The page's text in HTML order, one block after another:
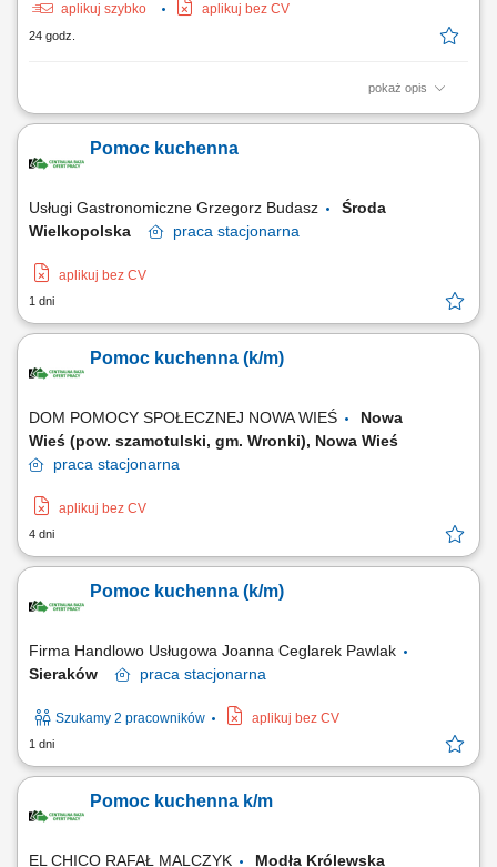
aplikuj szybko
aplikuj bez CV
24 godz.
pokaż opis
Zakres obowiązków: pomoc w przygotowywaniu posiłków;
zmywanie naczyń;Pomoc kuchenna
Usługi Gastronomiczne Grzegorz Budasz
Środa
Wielkopolska
praca stacjonarna
aplikuj bez CV
1 dni
Pomoc kuchenna (k/m)
DOM POMOCY SPOŁECZNEJ NOWA WIEŚ
Nowa
Wieś (pow. szamotulski, gm. Wronki), Nowa Wieś
praca stacjonarna
aplikuj bez CV
4 dni
Pomoc kuchenna (k/m)
Firma Handlowo Usługowa Joanna Ceglarek Pawlak
Sieraków
praca stacjonarna
Szukamy 2 pracowników aplikuj bez CV
1 dni
Pomoc kuchenna k/m
EL CHICO RAFAŁ MALCZYK Modła Królewska